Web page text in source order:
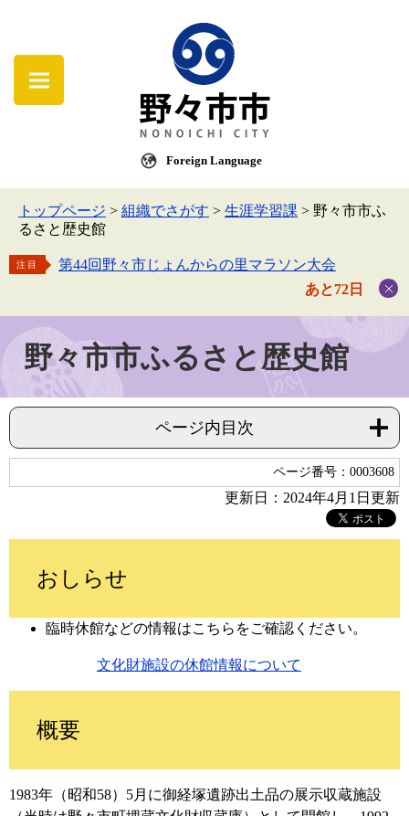
Foreign Language
トップページ > 組織でさがす > 生涯学習課 > 野々市市ふ
るさと歴史館
注目
第44回野々市じょんからの里マラソン大会
あと72日
野々市市ふるさと歴史館
ページ内目次
ページ番号：0003608
更新日：2024年4月1日更新
おしらせ​
臨時休館などの情報はこちらをご確認ください。
文化財施設の休館情報について
概要
1983年（昭和58）5月に御経塚遺跡出土品の展示収蔵施設